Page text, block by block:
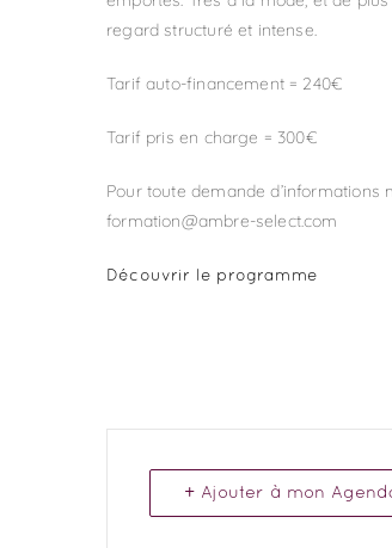
regard structuré et intense.
Tarif auto-financement = 240€
Tarif pris en charge = 300€
Pour toute demande d’informations
formation@ambre-select.com
Découvrir le programme
+ Ajouter à mon